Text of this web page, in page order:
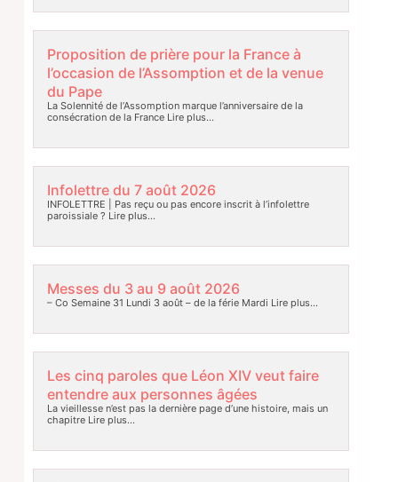
Proposition de prière pour la France à
l’occasion de l’Assomption et de la venue
du Pape
La Solennité de l’Assomption marque l’anniversaire de la
consécration de la FranceLire plus…
Infolettre du 7 août 2026
INFOLETTRE | Pas reçu ou pas encore inscrit à l’infolettre
paroissiale ? Lire plus…
Messes du 3 au 9 août 2026
– Co Semaine 31 Lundi 3 août – de la férie Mardi Lire plus…
Les cinq paroles que Léon XIV veut faire
entendre aux personnes âgées
La vieillesse n’est pas la dernière page d’une histoire, mais un
chapitreLire plus…